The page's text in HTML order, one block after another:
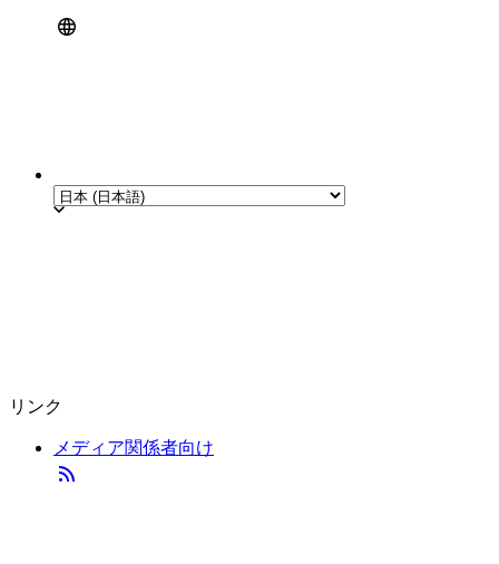
リンク
メディア関係者向け